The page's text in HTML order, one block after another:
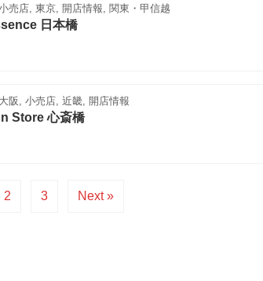
売店, 東京, 開店情報, 関東・甲信越
日本橋
阪, 小売店, 近畿, 開店情報
Store 心斎橋
2 3 Next »